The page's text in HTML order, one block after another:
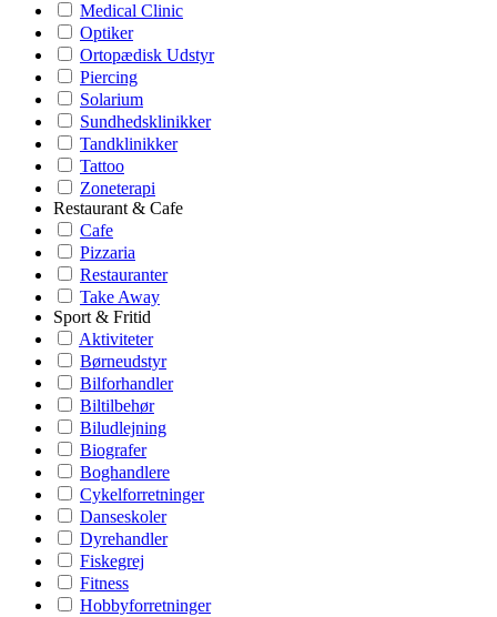
Medical Clinic
Optiker
Ortopædisk Udstyr
Piercing
Solarium
Sundhedsklinikker
Tandklinikker
Tattoo
Zoneterapi
Restaurant & Cafe
Cafe
Pizzaria
Restauranter
Take Away
Sport & Fritid
Aktiviteter
Børneudstyr
Bilforhandler
Biltilbehør
Biludlejning
Biografer
Boghandlere
Cykelforretninger
Danseskoler
Dyrehandler
Fiskegrej
Fitness
Hobbyforretninger